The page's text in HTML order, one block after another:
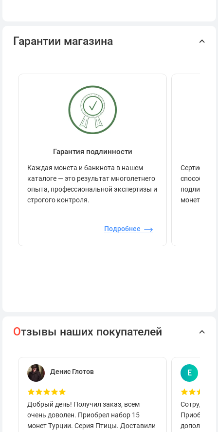
Гарантии магазина
Гарантия подлинности
Каждая монета и банкнота в нашем
каталоге — это результат многолетнего
опыта, профессиональной экспертизы и
строгого контроля.
Подробнее
способов
монеты.
Отзывы наших покупателей
Денис Глотов
Добрый день! Получил заказ, всем
очень доволен. Приобрел набор 15
монет Турции. Серия Птицы. Доставили
Е